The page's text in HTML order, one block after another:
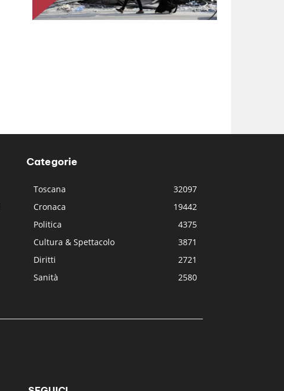
Categorie
Toscana
32097
Cronaca
19442
Politica
4375
Cultura & Spettacolo
3871
Diritti
2721
Sanità
2580